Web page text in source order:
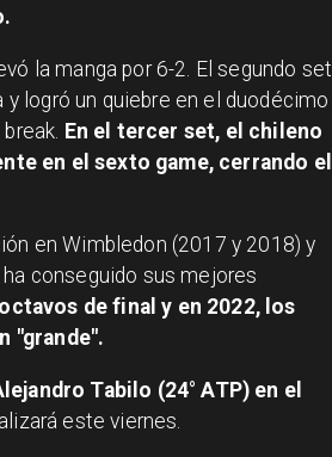
la manga por 6-2. El segundo set
logró un quiebre en el duodécimo
En el tercer set, el chileno
en el sexto game, cerrando el
en Wimbledon (2017 y 2018) y
conseguido sus mejores
de final y en 2022, los
"grande".
Tabilo (24° ATP) en el
este viernes.